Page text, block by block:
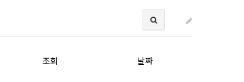
조회 날짜